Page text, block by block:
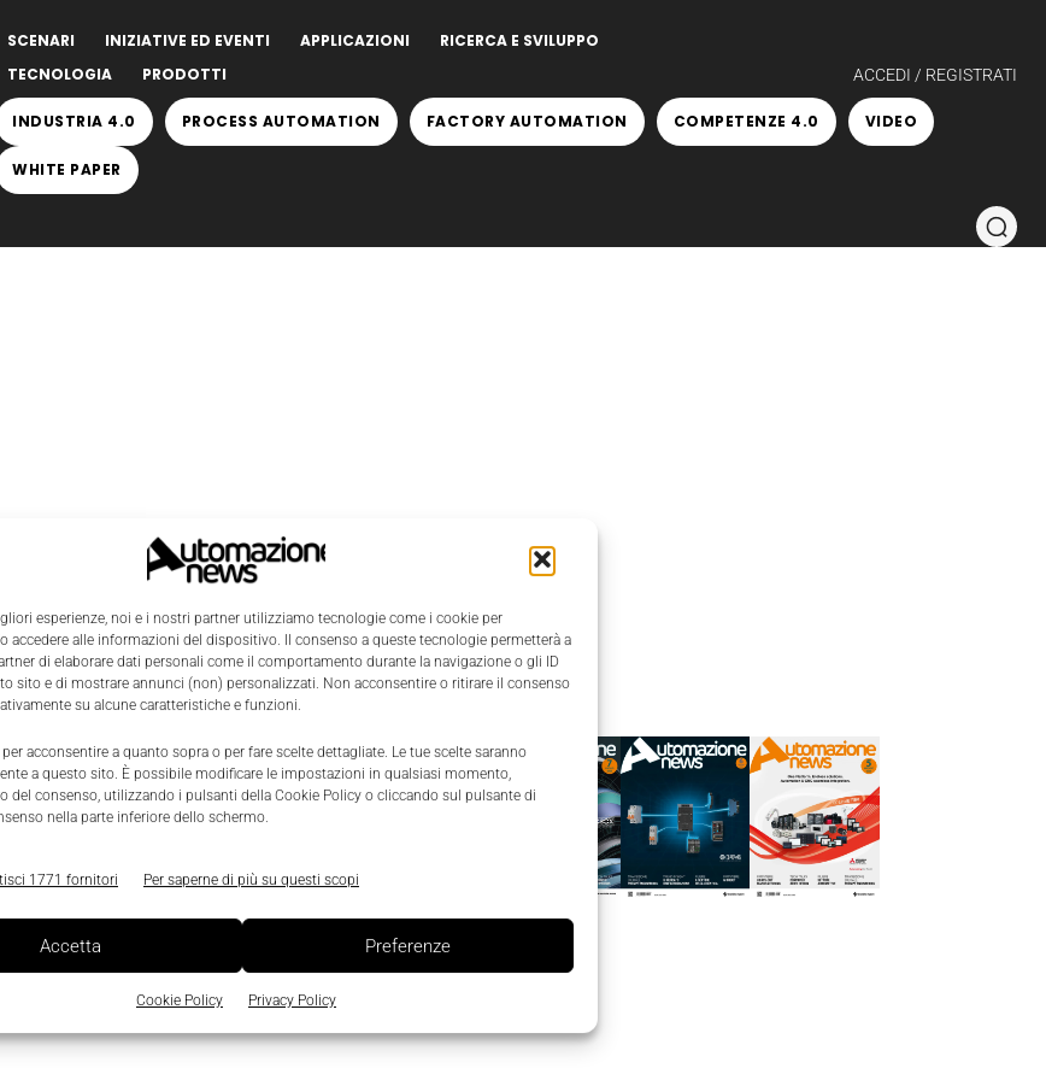
esperienze, noi e i nostri partner utilizziamo tecnologie come i cookie per
accedere alle informazioni del dispositivo. Il consenso a queste tecnologie permetterà a
di elaborare dati personali come il comportamento durante la navigazione o gli ID
sito e di mostrare annunci (non) personalizzati. Non acconsentire o ritirare il consenso
su alcune caratteristiche e funzioni.
acconsentire a quanto sopra o per fare scelte dettagliate. Le tue scelte saranno
a questo sito. È possibile modificare le impostazioni in qualsiasi momento,
del consenso, utilizzando i pulsanti della Cookie Policy o cliccando sul pulsante di
nella parte inferiore dello schermo.
1771 fornitori Per saperne di più su questi scopi
Accetta Preferenze
Cookie Policy Privacy Policy
SCENARI INIZIATIVE ED EVENTI APPLICAZIONI
RICERCA E SVILUPPO
TECNOLOGIA
PRODOTTI ACCEDI / REGISTRATI
INDUSTRIA 4.0 PROCESS AUTOMATION FACTORY AUTOMATION COMPETENZE 4.0 VIDEO
WHITE PAPER
Edicola